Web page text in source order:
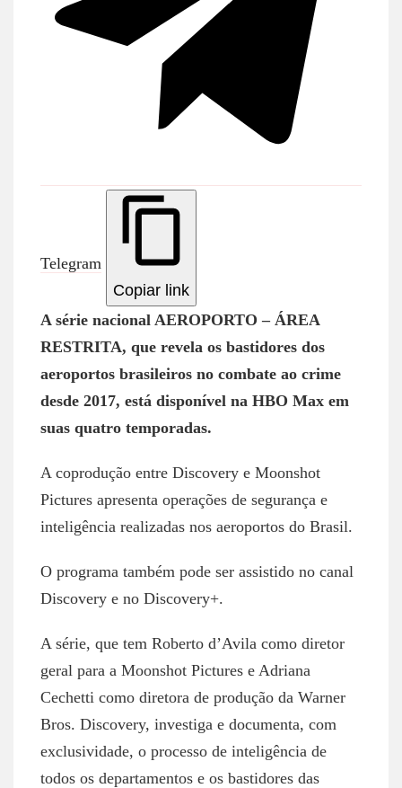
Telegram
Copiar link
A série nacional AEROPORTO – ÁREA
RESTRITA, que revela os bastidores dos
aeroportos brasileiros no combate ao crime
desde 2017, está disponível na HBO Max em
suas quatro temporadas.
A coprodução entre Discovery e Moonshot
Pictures apresenta operações de segurança e
inteligência realizadas nos aeroportos do Brasil.
O programa também pode ser assistido no canal
Discovery e no Discovery+.
A série, que tem Roberto d’Avila como diretor
geral para a Moonshot Pictures e Adriana
Cechetti como diretora de produção da Warner
Bros. Discovery, investiga e documenta, com
exclusividade, o processo de inteligência de
todos os departamentos e os bastidores das